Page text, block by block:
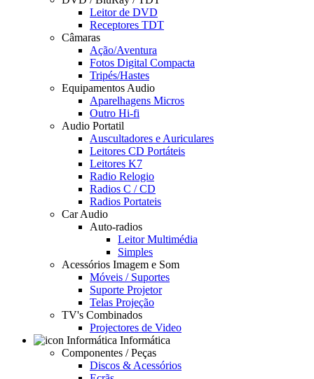
Leitor de DVD
Receptores TDT
Câmaras
Ação/Aventura
Fotos Digital Compacta
Tripés/Hastes
Equipamentos Audio
Aparelhagens Micros
Outro Hi-fi
Audio Portatil
Auscultadores e Auriculares
Leitores CD Portáteis
Leitores K7
Radio Relogio
Radios C / CD
Radios Portateis
Car Audio
Auto-radios
Leitor Multimédia
Simples
Acessórios Imagem e Som
Móveis / Suportes
Suporte Projetor
Telas Projeção
TV's Combinados
Projectores de Video
Informática
Componentes / Peças
Discos & Acessórios